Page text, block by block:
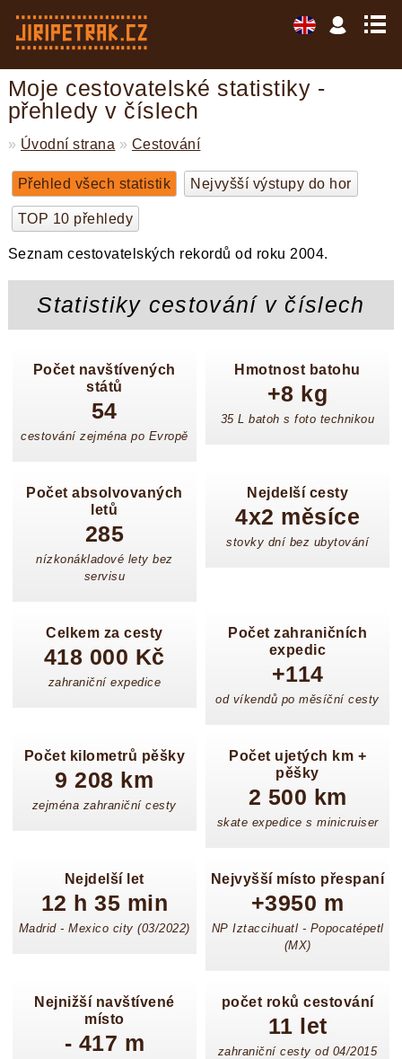
Moje cestovatelské statistiky -
přehledy v číslech
» Úvodní strana » Cestování
Přehled všech statistik Nejvyšší výstupy do hor
TOP 10 přehledy
Seznam cestovatelských rekordů od roku 2004.
Statistiky cestování v číslech
Počet navštívených
států
54
cestování zejména po Evropě
Hmotnost batohu
+8 kg
35 L batoh s foto technikou
Počet absolvovaných
letů
285
nízkonákladové lety bez
servisu
Nejdelší cesty
4x2 měsíce
stovky dní bez ubytování
Celkem za cesty
418 000 Kč
zahraniční expedice
Počet zahraničních
expedic
+114
od víkendů po měsíční cesty
Počet kilometrů pěšky
9 208 km
zejména zahraniční cesty
Počet ujetých km +
pěšky
2 500 km
skate expedice s minicruiser
Nejdelší let
12 h 35 min
Madrid - Mexico city (03/2022)
Nejvyšší místo přespaní
+3950 m
NP Iztaccihuatl - Popocatépetl
(MX)
Nejnižší navštívené
místo
- 417 m
počet roků cestování
11 let
zahraniční cesty od 04/2015